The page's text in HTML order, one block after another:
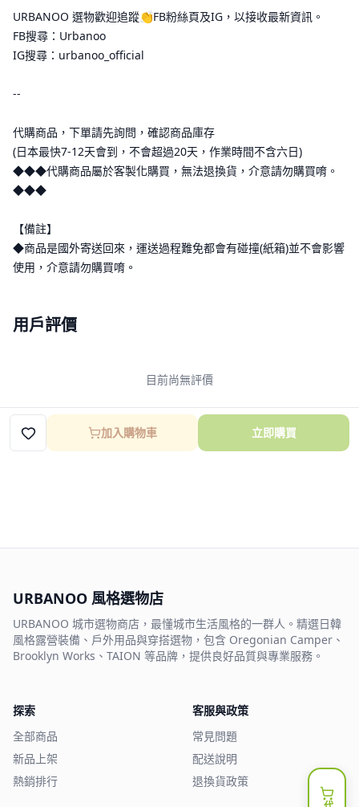
URBANOO 選物歡迎追蹤👏FB粉絲頁及IG，以接收最新資訊。
FB搜尋：Urbanoo
IG搜尋：urbanoo_official
--
代購商品，下單請先詢問，確認商品庫存
(日本最快7-12天會到，不會超過20天，作業時間不含六日)
◆◆◆代購商品屬於客製化購買，無法退換貨，介意請勿購買唷。
◆◆◆
【備註】
◆商品是國外寄送回來，運送過程難免都會有碰撞(紙箱)並不會影響
使用，介意請勿購買唷。
用戶評價
目前尚無評價
加入購物車 立即購買
URBANOO 風格選物店
URBANOO 城市選物商店，最懂城市生活風格的一群人。精選日韓
風格露營裝備、戶外用品與穿搭選物，包含 Oregonian Camper、
Brooklyn Works、TAION 等品牌，提供良好品質與專業服務。
探索
全部商品
新品上架
熱銷排行
客服與政策
常見問題
配送說明
退換貨政策